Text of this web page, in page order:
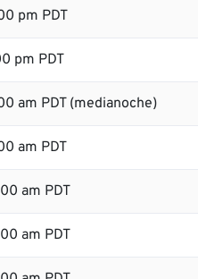
pm PDT
pm PDT
am PDT (medianoche)
am PDT
am PDT
am PDT